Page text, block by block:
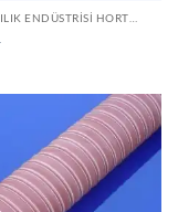
HAVACILIK ENDÜSTRISI HORTUMLARI